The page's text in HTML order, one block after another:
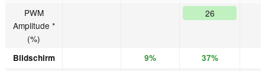
PWM
Amplitude *
(%)
26
Bildschirm 9% 37%